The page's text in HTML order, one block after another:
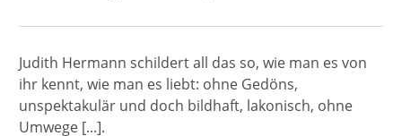
Judith Hermann schildert all das so, wie man es von
ihr kennt, wie man es liebt: ohne Gedöns,
unspektakulär und doch bildhaft, lakonisch, ohne
Umwege [...].